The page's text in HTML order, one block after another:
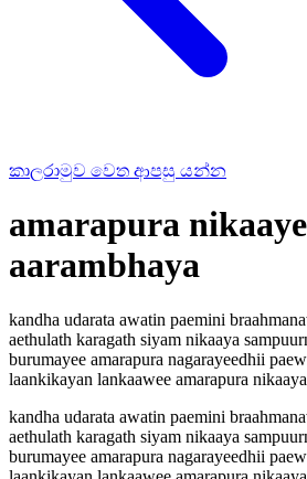
කාලරාමුව වෙත ආපසු යන්න
amarapura
aarambhaya
kandha udarata awatin paemini
aethulath karagath siyam nikaaya
burumayee amarapura nagarayeedhii
laankikayan lankaawee amarapura
kandha udarata awatin paemini
aethulath karagath siyam nikaaya
burumayee amarapura nagarayeedhii